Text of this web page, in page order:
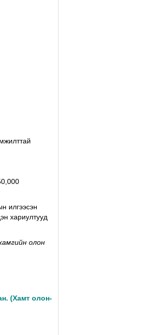
илгээсэн
хариултууд
олон
(Xамт олон-